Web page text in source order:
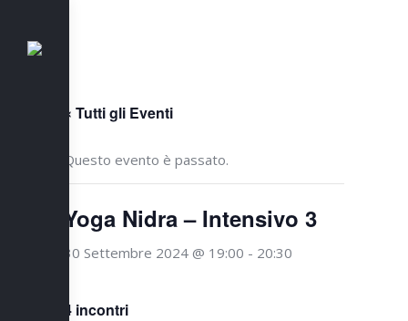
« Tutti gli Eventi
Questo evento è passato.
Yoga Nidra – Intensivo 3
30 Settembre 2024 @ 19:00 - 20:30
4 incontri